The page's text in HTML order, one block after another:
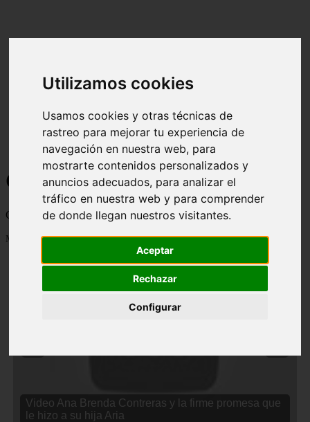
Utilizamos cookies
Usamos cookies y otras técnicas de
rastreo para mejorar tu experiencia de
navegación en nuestra web, para
mostrarte contenidos personalizados y
anuncios adecuados, para analizar el
tráfico en nuestra web y para comprender
de donde llegan nuestros visitantes.
Aceptar
Rechazar
Configurar
Curiosidades y Sabias que
Cosas curiosas, curiosidades, noticias impactantes y mucho mas
Mostrando 1 - 24 de 2833 artículos
Video Ana Brenda Contreras y la firme promesa que
le hizo a su hija Aria